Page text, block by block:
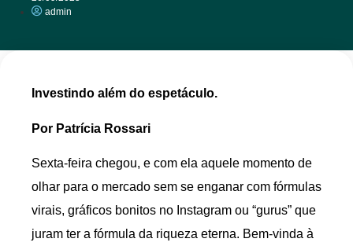
admin
Investindo além do espetáculo.
Por Patrícia Rossari
Sexta-feira chegou, e com ela aquele momento de
olhar para o mercado sem se enganar com fórmulas
virais, gráficos bonitos no Instagram ou “gurus” que
juram ter a fórmula da riqueza eterna. Bem-vinda à